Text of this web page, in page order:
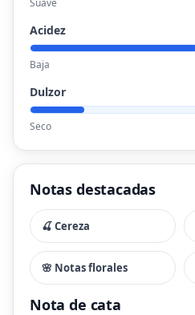
Acidez
Baja
Dulzor
Seco
Notas destacadas
🍒 Cereza
🌸 Notas florales
Nota de cata